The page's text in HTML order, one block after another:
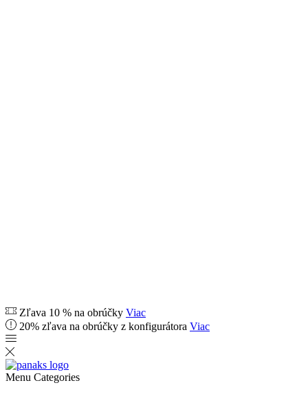
Zľava 10 % na obrúčky Viac
20% zľava na obrúčky z konfigurátora Viac
Menu Categories